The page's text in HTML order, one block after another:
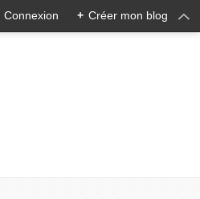
Connexion + Créer mon blog